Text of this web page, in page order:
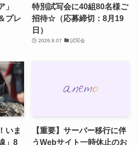
」
プレ
特別試写会に40組80名様ご
招待☆（応募締切：8月19
日）
2026.8.07 試写会
いま
」8
【重要】サーバー移行に伴
うWebサイト一時休止のお